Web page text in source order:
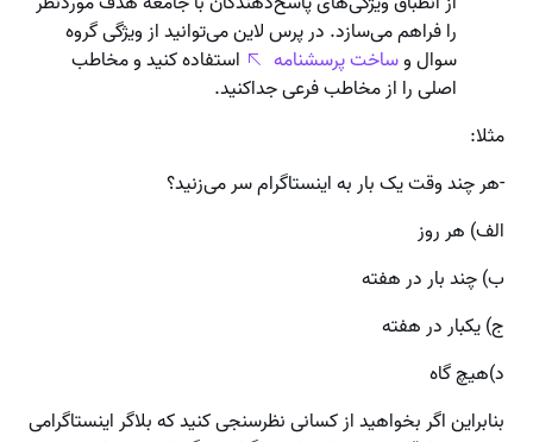
را فراهم می‌سازد. در پرس لاین می‌توانید از ویژگی گروه
سوال وساخت پرسشنامه
استفاده کنید و مخاطب
اصلی را از مخاطب فرعی جداکنید.
مثلا:
-هر چند وقت یک بار به اینستاگرام سر می‌زنید؟
الف) هر روز
ب) چند بار در هفته
ج) یکبار در هفته
د)هیچ گاه
بنابراین اگر بخواهید از کسانی نظرسنجی کنید که بلاگر اینستاگرامی